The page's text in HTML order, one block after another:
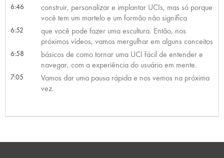
6:46
construir, personalizar e implantar UCIs, mas só porque
você tem um martelo e um formão não significa
6:52
que você pode fazer uma escultura. Então, nos
próximos vídeos, vamos mergulhar em alguns conceitos
6:58
básicos de como tornar uma UCI fácil de entender e
navegar, com a experiência do usuário em mente.
7:05
Vamos dar uma pausa rápida e nos vemos na próxima
vez.